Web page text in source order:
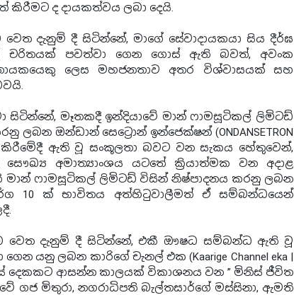
කිරීමට ද දායකත්වය ලබා දෙයි.
දැනුම් දී සිටින්නේ, මාගේ සේවාදායකයා සිය දීර්ඝ
චරිතයක් පවත්වා ගෙන ගොස් ඇති බවත්, අවංක
ලෙස මහජනතාව අතර විශ්වාසයක් සහ
සිටින්නේ, මෑතකදී ඉන්දියාවේ මාන් ෆාමසූටිකල් ලිමිටඩ්
කරනු ලබන ඔන්ඩාන් සෙට්‍රොන් ඉන්ජෙක්ෂන් (ONDANSETRON
ඇති වූ සංකූලතා බවට වන සැකය හේතුවෙන්,
අමාත්‍යාංශය යටතේ ක්‍රියාත්මක වන අදාළ
ෆාමසූටිකල් ලිමිටඩ් විසින් නිෂ්පාදනය කරනු ලබන
ක් භාවිතය අත්හිටුවාලීමත් ඒ සම්බන්ධයෙන්
වෙත දැනුම් දී සිටින්නේ, එකී ඖෂධ සම්බන්ධ ඇති වූ
යනු ලබන කාරිගේ චැනල් එක (Kaarige Channel eka |
ລື පනස් දෙකකට ආසන්න කාලයක් විකාශනය වන ” මිනිස් ජීවිත
ගජ මිතුරා, නගරාධිපති බැල්තසාර්ගේ මස්සිනා, ඇමති